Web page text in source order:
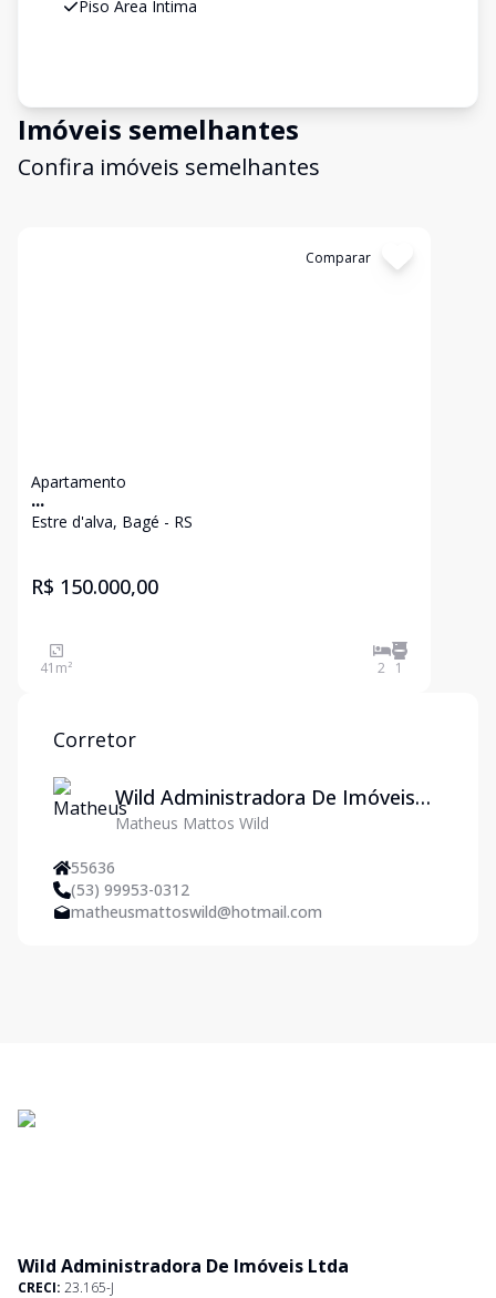
Piso Area Intima
Imóveis semelhantes
Confira imóveis semelhantes
Comparar
Apartamento
...
Estre d'alva, Bagé - RS
R$ 150.000,00
41 m² 2 1
Corretor
Wild Administradora De Imóveis
Ltda
Matheus Mattos Wild
55636
(53) 99953-0312
matheusmattoswild@hotmail.com
Wild Administradora De Imóveis Ltda
CRECI: 23.165-J